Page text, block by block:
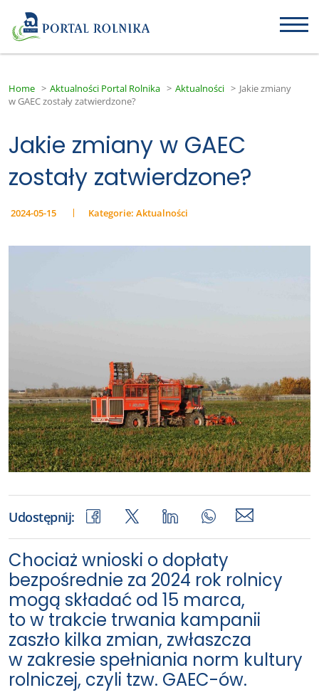
Home > Aktualności Portal Rolnika > Aktualności > Jakie zmiany
w GAEC zostały zatwierdzone?
Jakie zmiany w GAEC
zostały zatwierdzone?
2024-05-15 Kategorie: Aktualności
Udostępnij:
Chociaż wnioski o dopłaty
bezpośrednie za 2024 rok rolnicy
mogą składać od 15 marca,
to w trakcie trwania kampanii
zaszło kilka zmian, zwłaszcza
w zakresie spełniania norm kultury
rolniczej, czyli tzw. GAEC-ów.